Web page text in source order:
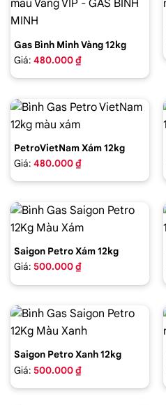
Gas Bình Minh Vàng 12kg
Giá: 480.000 ₫
PetroVietNam Xám 12kg
Giá: 480.000 ₫
Saigon Petro Xám 12kg
Giá: 500.000 ₫
Saigon Petro Xanh 12kg
Giá: 500.000 ₫